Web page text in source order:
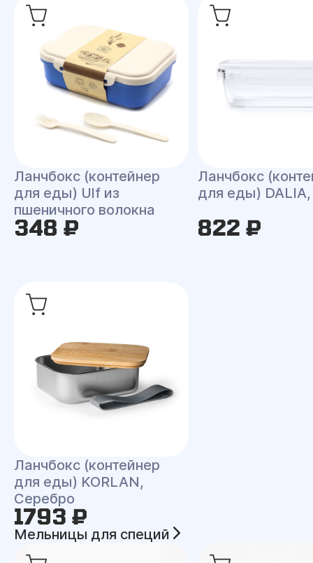
Ланчбокс (контейнер
для еды) Ulf из
пшеничного волокна
348 ₽
Ланчбокс
для еды)
822 ₽
Ланчбокс (контейнер
для еды) KORLAN,
Серебро
1793 ₽
Мельницы для специй